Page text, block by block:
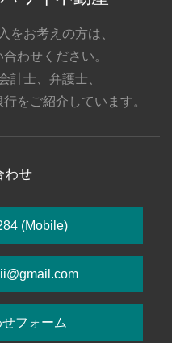
お考えの方は、
わせください。
計士、弁護士、
をご紹介しています。
わせ
(Mobile)
フォーム